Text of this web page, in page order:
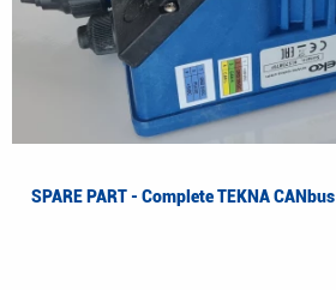
SPARE PART - Complete TEKNA CANbus